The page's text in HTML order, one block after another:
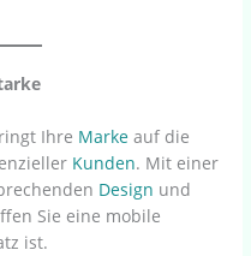
Ihre Marke auf die
Kunden. Mit einer
Design und
Sie eine mobile
ist.